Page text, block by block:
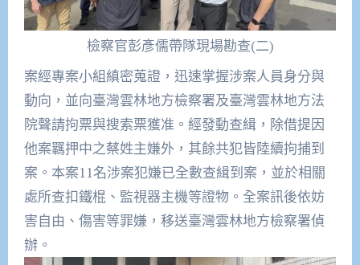
檢察官彭彥儒帶隊現場勘查(二)
案經專案小組縝密蒐證，迅速掌握涉案人員身分與
動向， 並向臺灣雲林地方檢察署及臺灣雲林地方法
院聲請拘票與搜索票獲准。經發動查緝，除借提因
他案羈押中之蔡姓主嫌外， 其餘共犯皆陸續拘捕到
案。本案11名涉案犯嫌已全數查緝到案， 並於相關
處所查扣鐵棍、監視器主機等證物。全案訊後依妨
害自由、 傷害等罪嫌，移送臺灣雲林地方檢察署偵
辦。